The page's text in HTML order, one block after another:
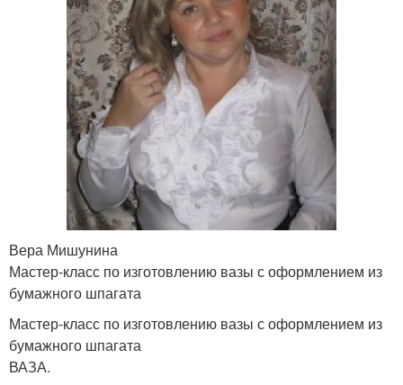
Вера Мишунина
Мастер-класс по изготовлению вазы с оформлением из
бумажного шпагата
Мастер-класс по изготовлению вазы с оформлением из
бумажного шпагата
ВАЗА.